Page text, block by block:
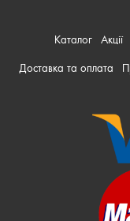
Каталог Акції
Доставка та оплата